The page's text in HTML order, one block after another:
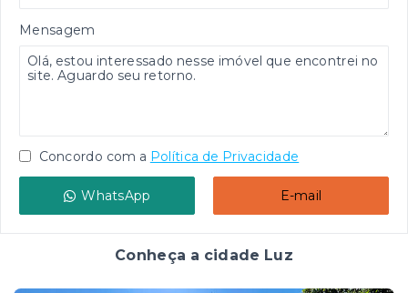
Mensagem
Concordo com a Política de Privacidade
WhatsApp E-mail
Conheça a cidade Luz